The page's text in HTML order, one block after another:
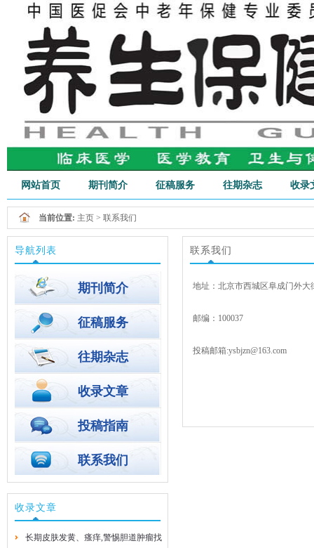
网站首页 期刊简介
行业新闻
征稿服务 往期杂志 收录
当前位置: 主页 > 联系我们
导航列表
期刊简介
征稿服务
往期杂志
收录文章
投稿指南
联系我们
收录文章
长期皮肤发黄、瘙痒,警惕胆道肿瘤找
联系我们
地址：北京市西城区阜成门外大
邮编：100037
投稿邮箱:ysbjzn@163.com